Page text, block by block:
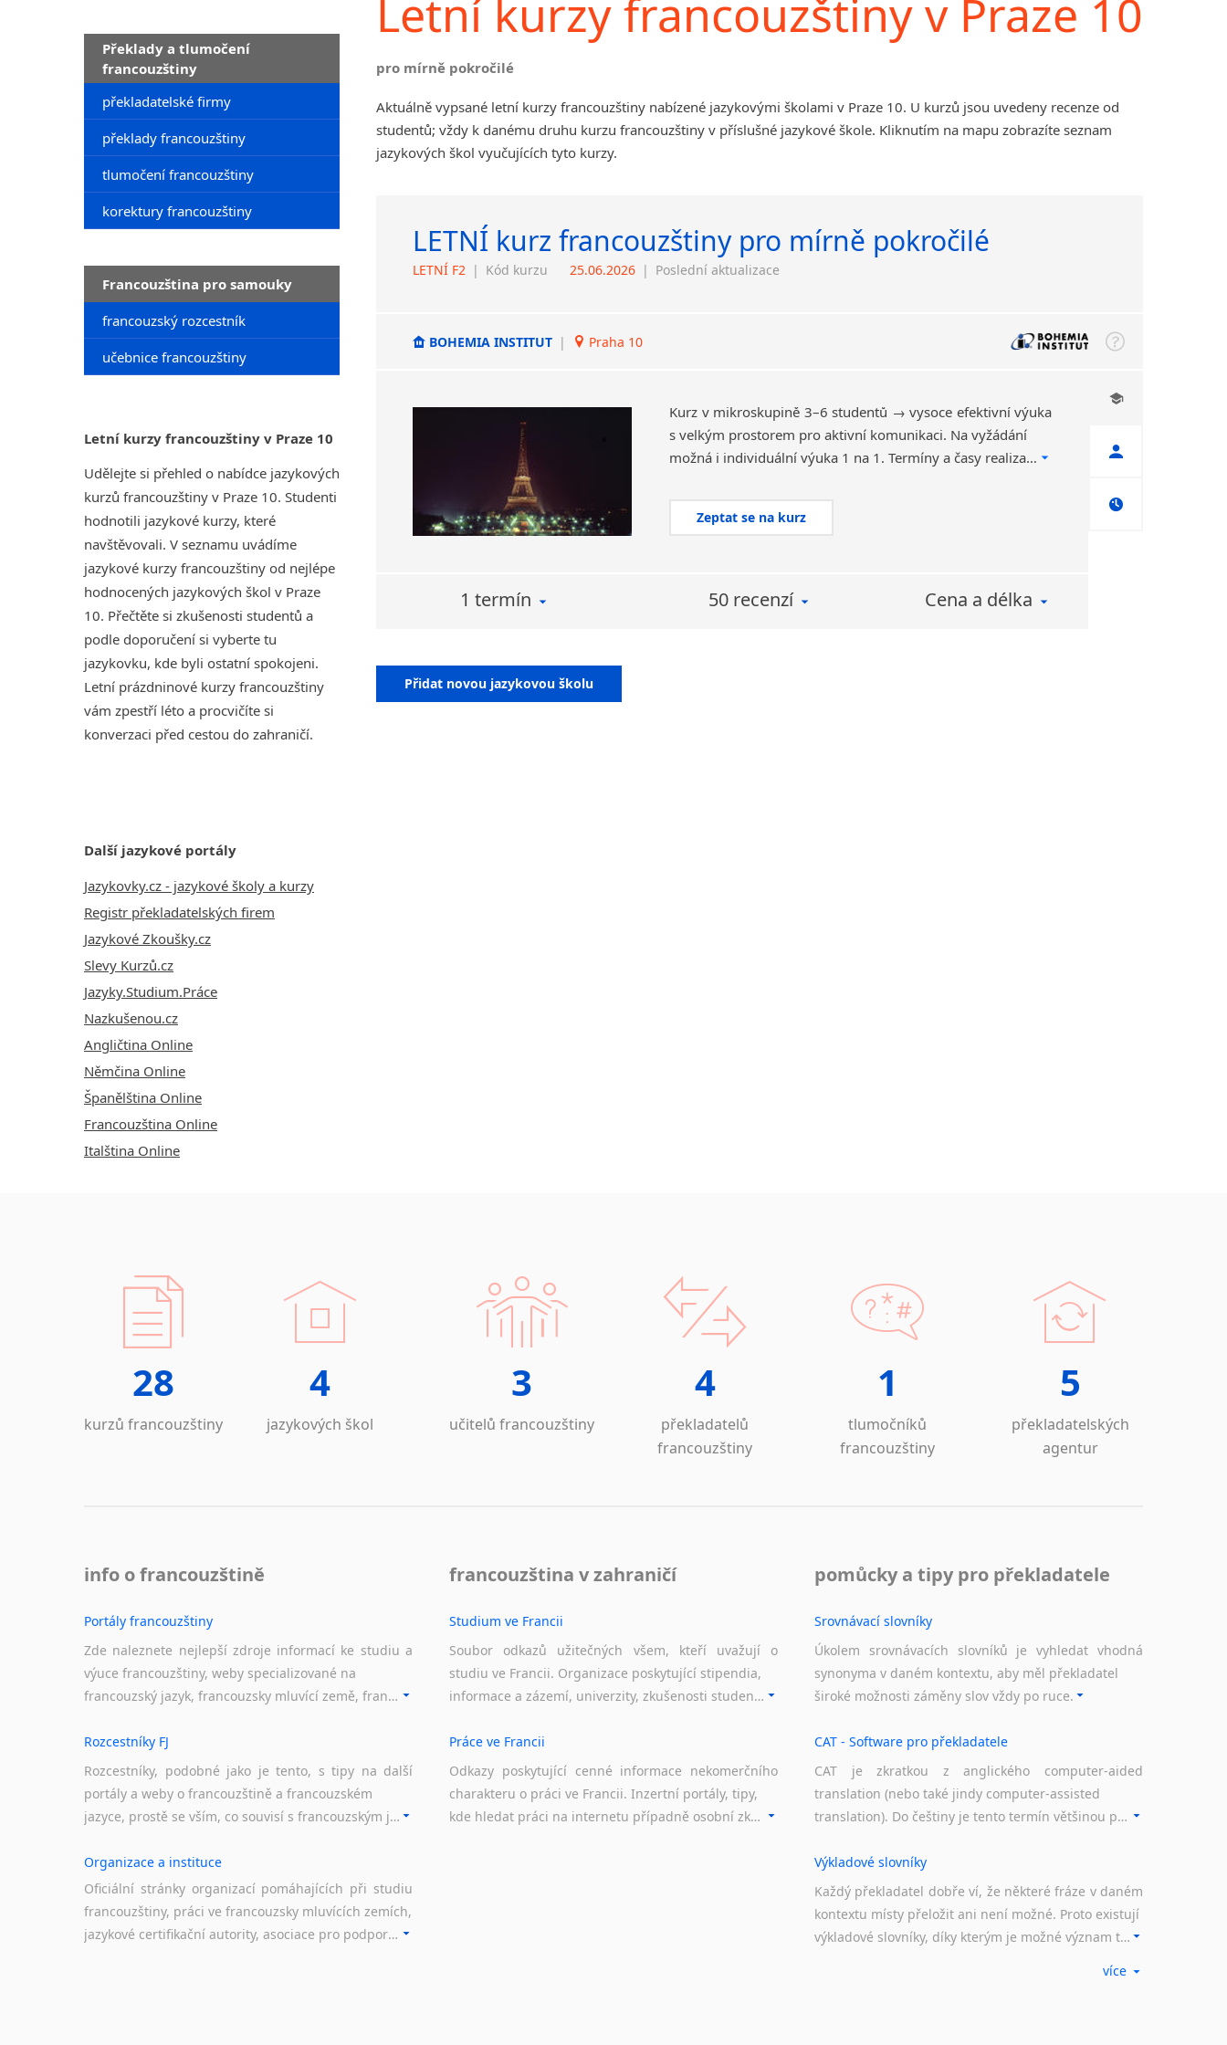
Překlady a tlumočení
francouzštiny
překladatelské firmy
překlady francouzštiny
tlumočení francouzštiny
korektury francouzštiny
Francouzština pro samouky
francouzský rozcestník
učebnice francouzštiny
Letní kurzy francouzštiny v Praze 10
Udělejte si přehled o nabídce jazykových
kurzů francouzštiny v Praze 10. Studenti
hodnotili jazykové kurzy, které
navštěvovali. V seznamu uvádíme
jazykové kurzy francouzštiny od nejlépe
hodnocených jazykových škol v Praze
10. Přečtěte si zkušenosti studentů a
podle doporučení si vyberte tu
jazykovku, kde byli ostatní spokojeni.
Letní prázdninové kurzy francouzštiny
vám zpestří léto a procvičíte si
konverzaci před cestou do zahraničí.
Další jazykové portály
Jazykovky.cz - jazykové školy a kurzy
Registr překladatelských firem
Jazykové Zkoušky.cz
Slevy Kurzů.cz
Jazyky.Studium.Práce
Nazkušenou.cz
Angličtina Online
Němčina Online
Španělština Online
Francouzština Online
Italština Online
Letní kurzy francouzštiny v Praze 10
pro mírně pokročilé
Aktuálně vypsané letní kurzy francouzštiny nabízené jazykovými školami v Praze 10. U kurzů jsou uvedeny recenze od
studentů; vždy k danému druhu kurzu francouzštiny v příslušné jazykové škole. Kliknutím na mapu zobrazíte seznam
jazykových škol vyučujících tyto kurzy.
LETNÍ kurz francouzštiny pro mírně pokročilé
LETNÍ F2 | Kód kurzu 25.06.2026 | Poslední aktualizace
BOHEMIA INSTITUT | Praha 10
Kurz v mikroskupině 3–6 studentů → vysoce efektivní výuka
s velkým prostorem pro aktivní komunikaci. Na vyžádání
možná i individuální výuka 1 na 1. Termíny a časy realizace dle dohody s účastníky, možnost náhrady zmeškaných lekcí z důvodu dovolené.
Zeptat se na kurz
1 termín 50 recenzí Cena a délka
Přidat novou jazykovou školu
28
kurzů francouzštiny
4
jazykových škol
3
učitelů francouzštiny
4
překladatelů
francouzštiny
1
tlumočníků
francouzštiny
5
překladatelských
agentur
info o francouzštině
Portály francouzštiny
Zde naleznete nejlepší zdroje informací ke studiu a
výuce francouzštiny, weby specializované na
francouzský jazyk, francouzsky mluvící země, francouzské portály apod. Rubrika obsahuje zejména komplexní a maximálně kvalitní stránky využitelné ke studiu francouzštiny.
Rozcestníky FJ
Rozcestníky, podobné jako je tento, s tipy na další
portály a weby o francouzštině a francouzském
jazyce, prostě se vším, co souvisí s francouzským jazykem a jeho využitím.
Organizace a instituce
Oficiální stránky organizací pomáhajících při studiu
francouzštiny, práci ve francouzsky mluvících zemích,
jazykové certifikační autority, asociace pro podporu jazykového vzdělávání ad.
francouzština v zahraničí
Studium ve Francii
Soubor odkazů užitečných všem, kteří uvažují o
studiu ve Francii. Organizace poskytující stipendia,
informace a zázemí, univerzity, zkušenosti studentů.
Práce ve Francii
Odkazy poskytující cenné informace nekomerčního
charakteru o práci ve Francii. Inzertní portály, tipy,
kde hledat práci na internetu případně osobní zkušenosti ostatních.
pomůcky a tipy pro překladatele
Srovnávací slovníky
Úkolem srovnávacích slovníků je vyhledat vhodná
synonyma v daném kontextu, aby měl překladatel
široké možnosti záměny slov vždy po ruce.
CAT - Software pro překladatele
CAT je zkratkou z anglického computer-aided
translation (nebo také jindy computer-assisted
translation). Do češtiny je tento termín většinou překládán jako počítačem podporovaný překlad či překlad podporovaný počítačem. Nástroje CAT ukládají překládané fráze a při dalším překladu vám je automaticky nabízejí, takže se již nemusíte zdržovat s jejich dalším překládáním.
Výkladové slovníky
Každý překladatel dobře ví, že některé fráze v daném
kontextu místy přeložit ani není možné. Proto existují
výkladové slovníky, díky kterým je možné význam takovýchto frází rozklíčovat.
více